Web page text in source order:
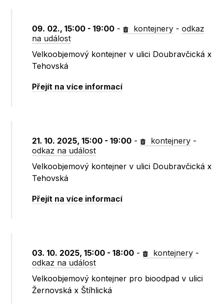
09. 02., 15:00 - 19:00 - kontejnery -odkaz
na událost
Velkoobjemový kontejner v ulici Doubravčická x
Tehovská
Přejít na více informací
21. 10. 2025, 15:00 - 19:00 - kontejnery -
odkaz na událost
Velkoobjemový kontejner v ulici Doubravčická x
Tehovská
Přejít na více informací
03. 10. 2025, 15:00 - 18:00 - kontejnery -
odkaz na událost
Velkoobjemový kontejner pro bioodpad v ulici
Žernovská x Štíhlická